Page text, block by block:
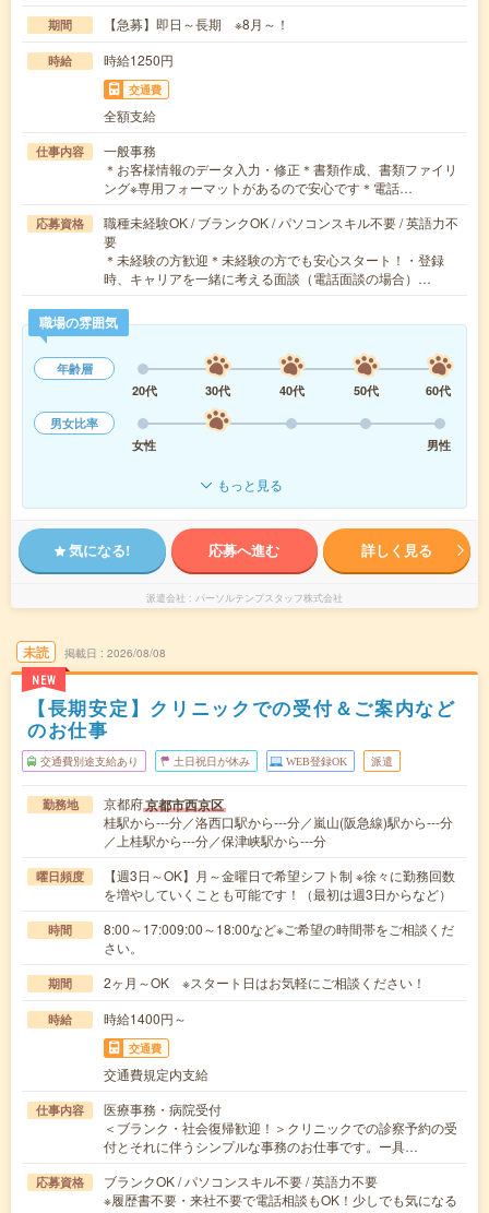
期間 【急募】即日～長期 ※8月～！
時給 時給1250円
交通費
全額支給
仕事内容
一般事務
＊お客様情報のデータ入力・修正＊書類作成、書類ファイリ
ング※専用フォーマットがあるので安心です＊電話…
応募資格
職種未経験OK / ブランクOK / パソコンスキル不要 / 英語力不
要
＊未経験の方歓迎＊未経験の方でも安心スタート！・登録
時、キャリアを一緒に考える面談（電話面談の場合）…
職場の雰囲気
年齢層
20代
30代 40代 50代
60代
男女比率
女性
男性
もっと見る
気になる! 応募へ進む 詳しく見る
派遣会社 パーソルテンプスタッフ株式会社
未読
NEW
掲載日 2026/08/08
【長期安定】クリニックでの受付＆ご案内など
のお仕事
交通費別途支給あり 土日祝日が休み WEB登録OK 派遣
勤務地 京都府京都市西京区
桂駅から---分／洛西口駅から---分／嵐山(阪急線)駅から---分
／上桂駅から---分／保津峡駅から---分
曜日頻度
【週3日～OK】月～金曜日で希望シフト制 ※徐々に勤務回数
を増やしていくことも可能です！（最初は週3日からなど）
時間
8:00～17:009:00～18:00など※ご希望の時間帯をご相談くだ
さい。
期間 2ヶ月～OK ※スタート日はお気軽にご相談ください！
時給 時給1400円～
交通費
交通費規定内支給
仕事内容
医療事務・病院受付
＜ブランク・社会復帰歓迎！＞クリニックでの診察予約の受
付とそれに伴うシンプルな事務のお仕事です。ー具…
応募資格
ブランクOK / パソコンスキル不要 / 英語力不要
※履歴書不要・来社不要で電話相談もOK！少しでも気になる